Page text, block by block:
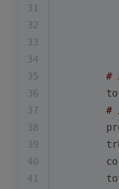
31
32
33
34
35
#
36
37
#
38
39
40
41